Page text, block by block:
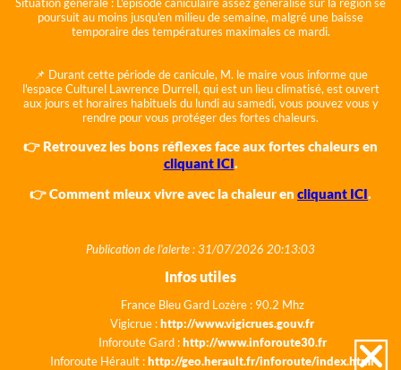
poursuit au moins jusqu'en milieu de semaine, malgré une baisse
temporaire des températures maximales ce mardi.
📌 Durant cette période de canicule, M. le maire vous informe que
l'espace Culturel Lawrence Durrell, qui est un lieu climatisé, est ouvert
aux jours et horaires habituels du lundi au samedi, vous pouvez vous y
rendre pour vous protéger des fortes chaleurs.
👉 Retrouvez les bons réflexes face aux fortes chaleurs en
cliquant ICI.
👉 Comment mieux vivre avec la chaleur en cliquant ICI.
Publication de l'alerte : 31/07/2026 20:13:03
Infos utiles
France Bleu Gard Lozère : 90.2 Mhz
Vigicrue :http://www.vigicrues.gouv.fr
Inforoute Gard :http://www.inforoute30.fr
Inforoute Hérault :http://geo.herault.fr/inforoute/index.html